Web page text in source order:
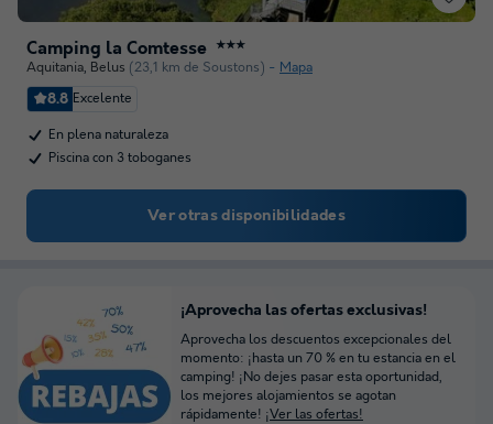
Camping la Comtesse ★★★
Aquitania, Belus (23,1 km de Soustons) Mapa
8.8 Excelente
En plena naturaleza
Piscina con 3 toboganes
Ver otras disponibilidades
¡Aprovecha las ofertas exclusivas!
Aprovecha los descuentos excepcionales del
momento: ¡hasta un 70 % en tu estancia en el
camping! ¡No dejes pasar esta oportunidad,
los mejores alojamientos se agotan
rápidamente! ¡Ver las ofertas!